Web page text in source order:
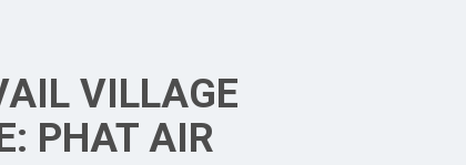
VILLAGE
PHAT AIR